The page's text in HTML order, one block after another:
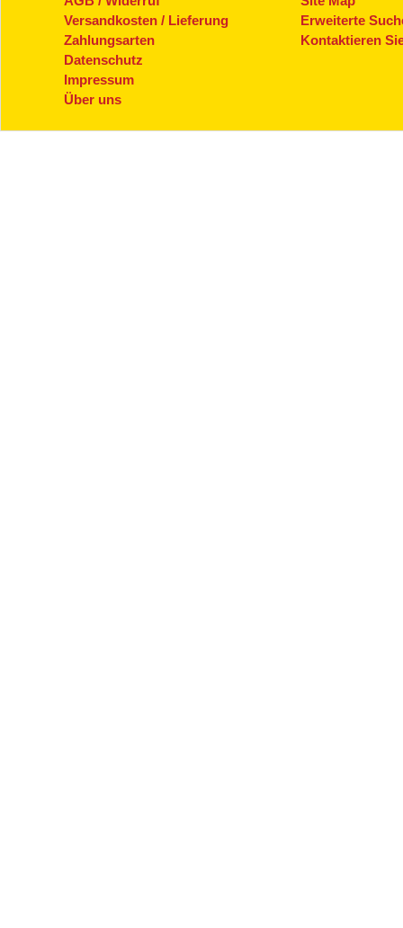
Versandkosten / Lieferung
Zahlungsarten
Datenschutz
Impressum
Über uns
Erweiterte
Kontaktieren